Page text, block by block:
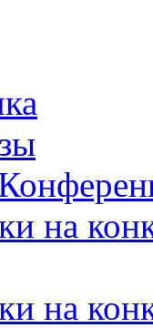
на
на